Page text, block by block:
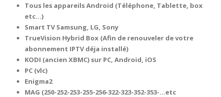
Tous les appareils Android (Téléphone, Tablette, box
etc…)
Smart TV Samsung, LG, Sony
TrueVision Hybrid Box (Afin de renouveler de votre
abonnement IPTV déja installé)
KODI (ancien XBMC) sur PC, Android, iOS
PC (vlc)
Enigma2
MAG (250-252-253-255-256-322-323-352-353-…etc